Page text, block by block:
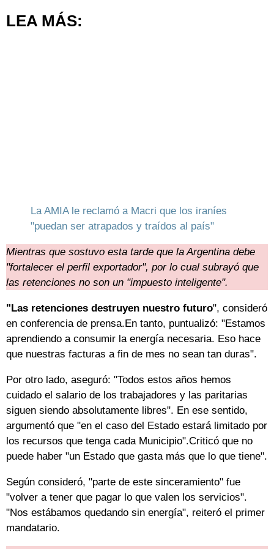
LEA MÁS:
La AMIA le reclamó a Macri que los iraníes
"puedan ser atrapados y traídos al país"
Mientras que sostuvo esta tarde que la Argentina debe
"fortalecer el perfil exportador", por lo cual subrayó que
las retenciones no son un "impuesto inteligente".
"Las retenciones destruyen nuestro futuro", consideró
en conferencia de prensa.En tanto, puntualizó: "Estamos
aprendiendo a consumir la energía necesaria. Eso hace
que nuestras facturas a fin de mes no sean tan duras".
Por otro lado, aseguró: "Todos estos años hemos
cuidado el salario de los trabajadores y las paritarias
siguen siendo absolutamente libres". En ese sentido,
argumentó que "en el caso del Estado estará limitado por
los recursos que tenga cada Municipio".Criticó que no
puede haber "un Estado que gasta más que lo que tiene".
Según consideró, "parte de este sinceramiento" fue
"volver a tener que pagar lo que valen los servicios".
"Nos estábamos quedando sin energía", reiteró el primer
mandatario.